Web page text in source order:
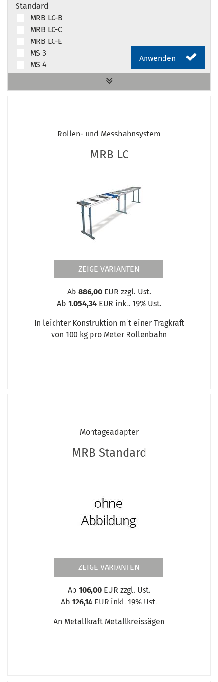
Standard
MRB LC-B
MRB LC-C
MRB LC-E
MS 3
MS 4
Rollen- und Messbahnsystem MRB Standard
Zubehör / Optionen für Rollenbahnen MRB
Anwenden
Rollen- und Messbahnsystem
MRB LC
ZEIGE VARIANTEN
Ab 886,00EUR zzgl. Ust.
Ab 1.054,34EUR inkl. 19% Ust.
In leichter Konstruktion mit einer Tragkraft
von 100 kg pro Meter Rollenbahn
Montageadapter
MRB Standard
ZEIGE VARIANTEN
Ab 106,00EUR zzgl. Ust.
Ab 126,14 EUR inkl. 19% Ust.
An Metallkraft Metallkreissägen